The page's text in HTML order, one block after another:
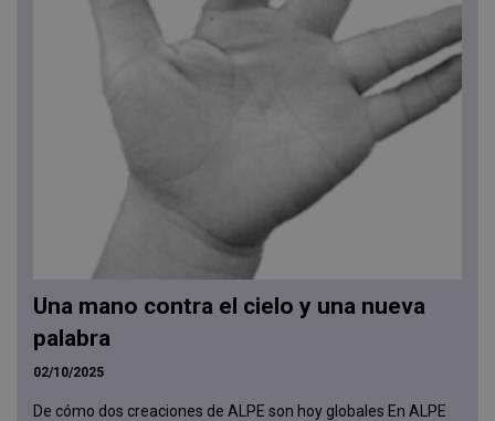
Una mano contra el cielo y una nueva
palabra
02/10/2025
De cómo dos creaciones de ALPE son hoy globales En ALPE